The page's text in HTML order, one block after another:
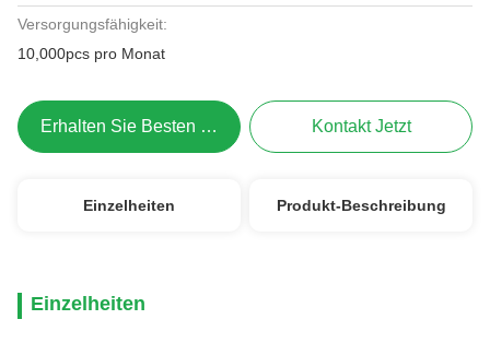
Versorgungsfähigkeit:
10,000pcs pro Monat
Erhalten Sie Besten Preis Kontakt Jetzt
Einzelheiten Produkt-Beschreibung
Einzelheiten